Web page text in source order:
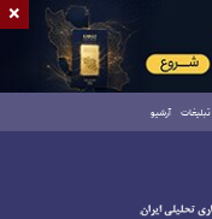
تبلیغات آرشیو
×